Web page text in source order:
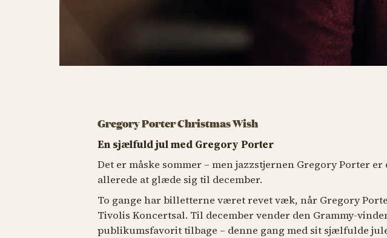
Gregory Porter Christmas Wish
En sjælfuld jul med Gregory Porter
Det er måske sommer – men jazzstjernen Gregory Porter
allerede at glæde sig til december.
To gange har billetterne været revet væk, når Gregory
Tivolis Koncertsal. Til december vender den Grammy-
publikumsfavorit tilbage – denne gang med sit sjælfulde